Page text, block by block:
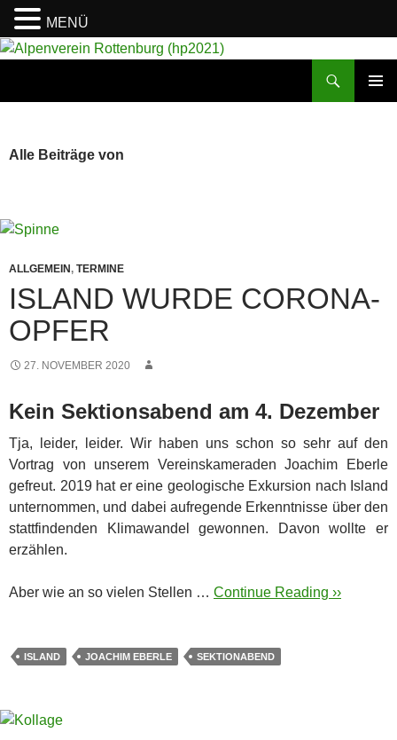
Alle Beiträge von
ALLGEMEIN, TERMINE
ISLAND WURDE CORONA-
OPFER
27. NOVEMBER 2020
Kein Sektionsabend am 4. Dezember
Tja, leider, leider. Wir haben uns schon so sehr auf den
Vortrag von unserem Vereinskameraden Joachim Eberle
gefreut. 2019 hat er eine geologische Exkursion nach Island
unternommen, und dabei aufregende Erkenntnisse über den
stattfindenden Klimawandel gewonnen. Davon wollte er
erzählen.
Aber wie an so vielen Stellen … Continue Reading ››
ISLAND JOACHIM EBERLE SEKTIONABEND
MENÜ